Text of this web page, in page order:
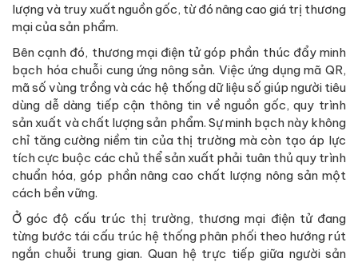
lượng và truy xuất nguồn gốc, từ đó nâng cao giá trị thương
mại của sản phẩm.
Bên cạnh đó, thương mại điện tử góp phần thúc đẩy minh
bạch hóa chuỗi cung ứng nông sản. Việc ứng dụng mã QR,
mã số vùng trồng và các hệ thống dữ liệu số giúp người tiêu
dùng dễ dàng tiếp cận thông tin về nguồn gốc, quy trình
sản xuất và chất lượng sản phẩm. Sự minh bạch này không
chỉ tăng cường niềm tin của thị trường mà còn tạo áp lực
tích cực buộc các chủ thể sản xuất phải tuân thủ quy trình
chuẩn hóa, góp phần nâng cao chất lượng nông sản một
cách bền vững.
Ở góc độ cấu trúc thị trường, thương mại điện tử đang
từng bước tái cấu trúc hệ thống phân phối theo hướng rút
ngắn chuỗi trung gian. Quan hệ trực tiếp giữa người sản